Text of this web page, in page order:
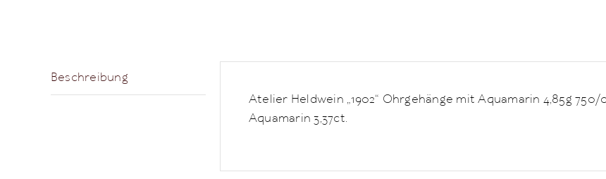
Beschreibung
Atelier Heldwein „1902“ Ohrgehänge mit Aquamarin 4,85g
Aquamarin 3,37ct.